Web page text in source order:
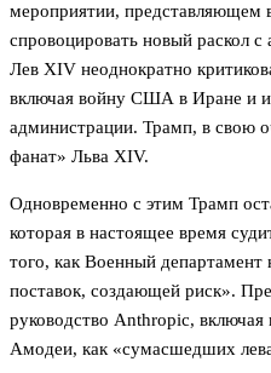
мероприятии, представляющем
спровоцировать новый раскол
Лев XIV неоднократно
включая войну США в Иране и
администрации. Трамп, в свою
фанат» Льва XIV.
Одновременно с этим Трамп
которая в настоящее время
того, как Военный департамент
поставок, создающей риск».
руководство Anthropic, включая
Амодеи, как «сумасшедших